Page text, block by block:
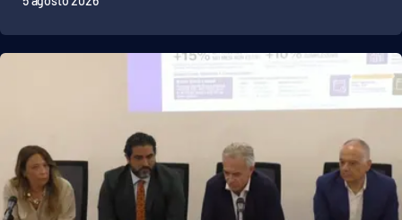
Società
RUBRICHE
Good Morning Vietnam